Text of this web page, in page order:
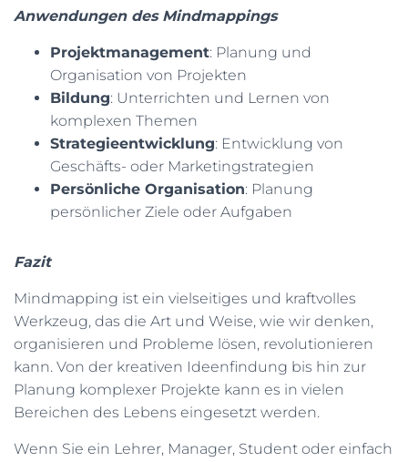
Anwendungen des Mindmappings
Projektmanagement: Planung und
Organisation von Projekten
Bildung: Unterrichten und Lernen von
komplexen Themen
Strategieentwicklung: Entwicklung von
Geschäfts- oder Marketingstrategien
Persönliche Organisation: Planung
persönlicher Ziele oder Aufgaben
Fazit
Mindmapping ist ein vielseitiges und kraftvolles
Werkzeug, das die Art und Weise, wie wir denken,
organisieren und Probleme lösen, revolutionieren
kann. Von der kreativen Ideenfindung bis hin zur
Planung komplexer Projekte kann es in vielen
Bereichen des Lebens eingesetzt werden.
Wenn Sie ein Lehrer, Manager, Student oder einfach